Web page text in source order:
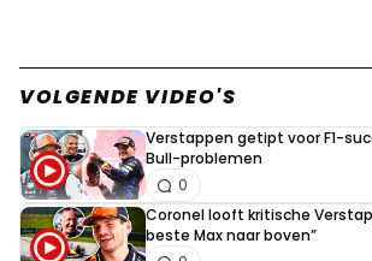
VOLGENDE VIDEO'S
Verstappen getipt voor F1-
Bull-problemen
0
Coronel looft kritische
beste Max naar boven”